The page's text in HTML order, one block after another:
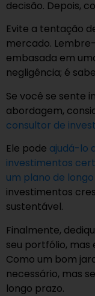
decisão. Depois,
Evite a tentação
mercado.
embasada em
negligência; é
Se você se sente
abordagem,
consultor de
Ele pode ajudá-lo
investimentos
um plano de
investimentos
sustentável.
Finalmente,
seu portfólio, mas
Como um bom
necessário, mas
longo prazo.